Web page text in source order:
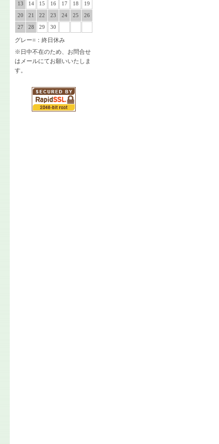
13
14 15 16 17 18
19
20
21 22 23 24 25
26
27
28 29 30
グレー■ ：終日休み
※日中不在のため、お問合せ
はメールにてお願いいたしま
す。